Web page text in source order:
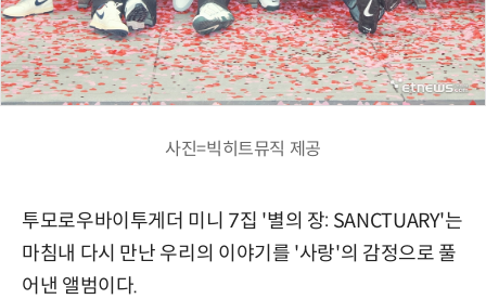
사진=빅히트뮤직 제공
투모로우바이투게더 미니 7집 '별의 장: SANCTUARY'는
마침내 다시 만난 우리의 이야기를 '사랑'의 감정으로 풀
어낸 앨범이다.